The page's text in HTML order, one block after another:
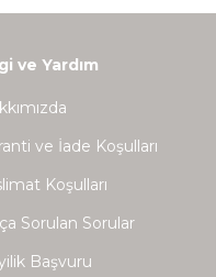
ve Yardım
ve İade Koşulları
Koşulları
Sorulan Sorular
Başvuru